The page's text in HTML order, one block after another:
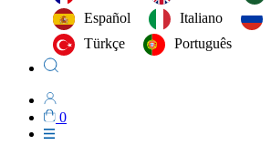
Español
Italiano
Türkçe
Português
0